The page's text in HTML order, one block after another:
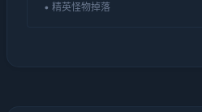
• 精英怪物掉落